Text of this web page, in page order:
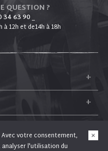
QUESTION ?
34 63 90_
à 12h et de14h à 18h
+
+
+
votre consentement,
l'utilisation du